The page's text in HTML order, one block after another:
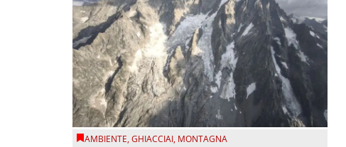
AMBIENTE,GHIACCIAI, MONTAGNA